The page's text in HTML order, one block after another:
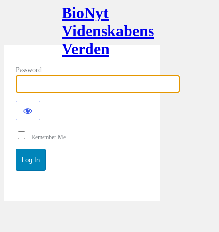
BioNyt
Videnskabens
Verden
Password
Remember Me